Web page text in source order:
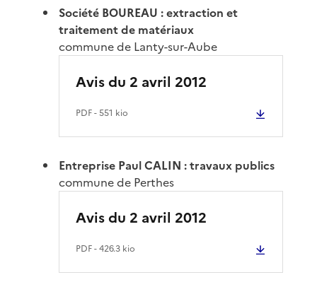
Société BOUREAU : extraction et
traitement de matériaux
commune de Lanty-sur-Aube
Avis du 2 avril 2012
PDF- 551 kio
Entreprise Paul CALIN : travaux publics
commune de Perthes
Avis du 2 avril 2012
PDF- 426.3 kio